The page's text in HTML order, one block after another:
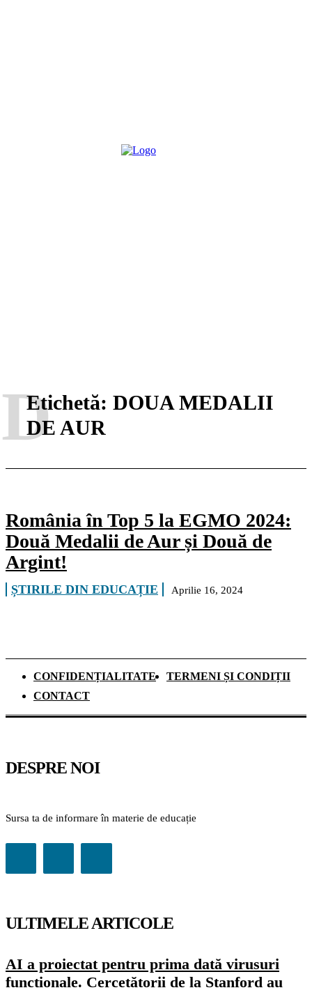
Etichetă: DOUA MEDALII
DE AUR
D
România în Top 5 la EGMO 2024:
Două Medalii de Aur și Două de
Argint!
ȘTIRILE DIN EDUCAȚIE Aprilie 16, 2024
CONFIDENȚIALITATE
TERMENI ȘI CONDIȚII
CONTACT
DESPRE NOI
Sursa ta de informare în materie de educație
ULTIMELE ARTICOLE
AI a proiectat pentru prima dată virusuri
funcționale. Cercetătorii de la Stanford au